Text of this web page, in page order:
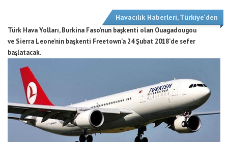
Havacılık Haberleri,Türkiye'den
Türk Hava Yolları, Burkina Faso’nun başkenti olan Ouagadougou
ve Sierra Leone’nin başkenti Freetown’a 24 Şubat 2018’de sefer
başlatacak.